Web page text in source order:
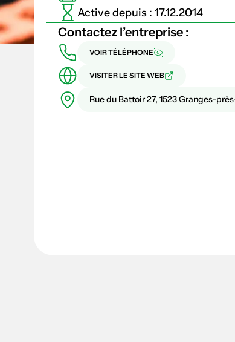
Active depuis : 17.12.2014
Contactez l’entreprise :
VOIR TÉLÉPHONE
VISITER LE SITE WEB
Rue du Battoir 27, 1523 Granges-